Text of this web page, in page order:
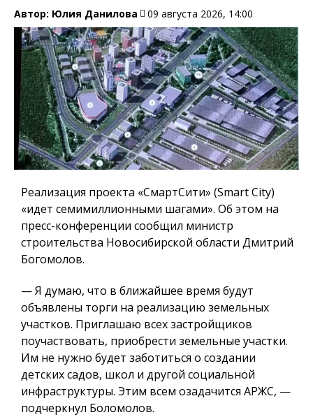
Автор: Юлия Данилова 09 августа 2026, 14:00
Реализация проекта «СмартСити» (Smart City)
«идет семимиллионными шагами». Об этом на
пресс-конференции сообщил министр
строительства Новосибирской области Дмитрий
Богомолов.
— Я думаю, что в ближайшее время будут
объявлены торги на реализацию земельных
участков. Приглашаю всех застройщиков
поучаствовать, приобрести земельные участки.
Им не нужно будет заботиться о создании
детских садов, школ и другой социальной
инфраструктуры. Этим всем озадачится АРЖС, —
подчеркнул Боломолов.